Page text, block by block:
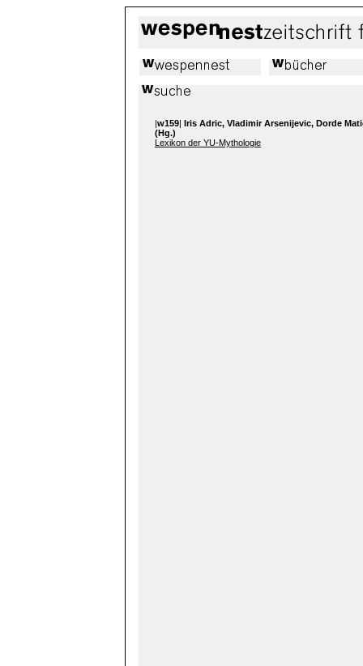
|w159| Iris Adric, Vladimir Arsenijevic, Dorde
(Hg.)
Lexikon der YU-Mythologie